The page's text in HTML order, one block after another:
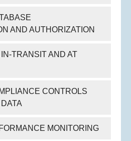
AND AUTHORIZATION
TRANSIT AND AT
CONTROLS
MONITORING